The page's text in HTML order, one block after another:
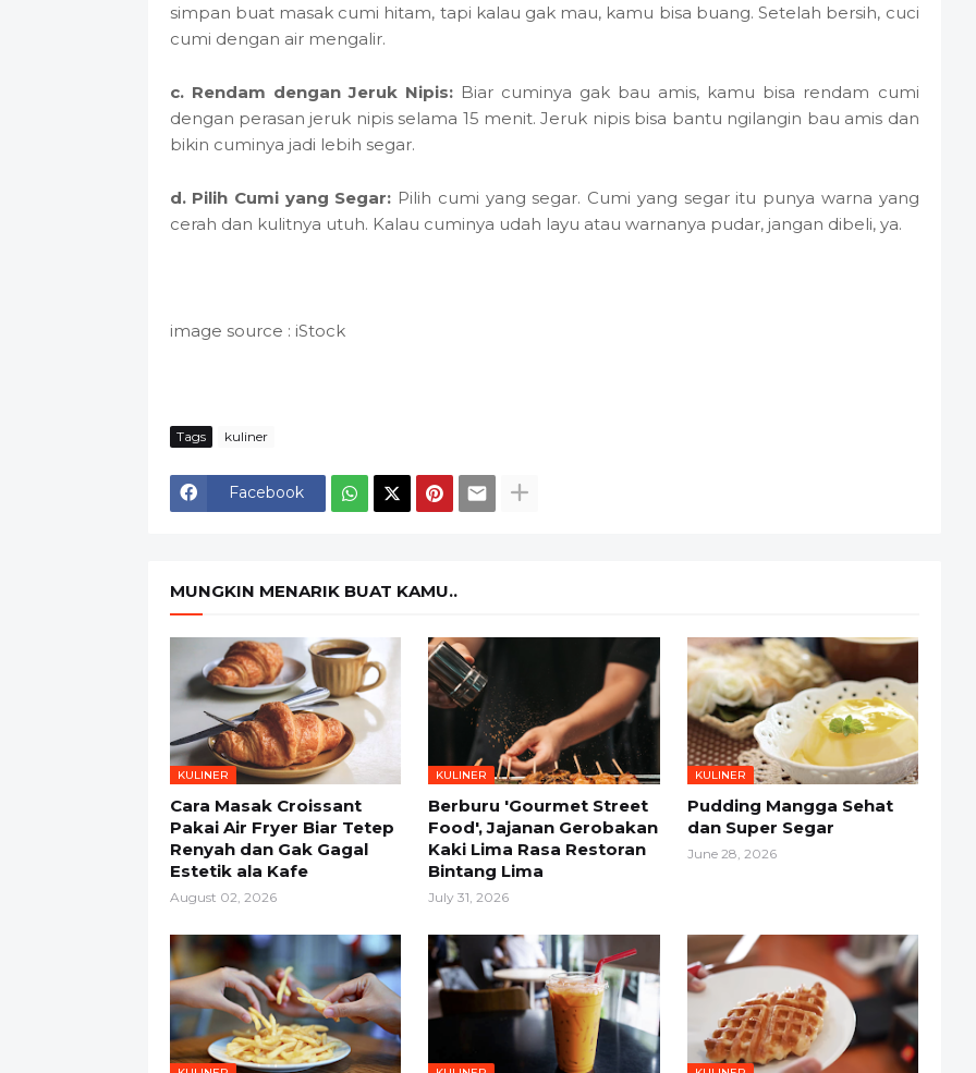
simpan buat masak cumi hitam, tapi kalau gak mau, kamu bisa buang. Setelah bersih, cuci
cumi dengan air mengalir.
c. Rendam dengan Jeruk Nipis:Biar cuminya gak bau amis, kamu bisa rendam cumi
dengan perasan jeruk nipis selama 15 menit. Jeruk nipis bisa bantu ngilangin bau amis dan
bikin cuminya jadi lebih segar.
d. Pilih Cumi yang Segar: Pilih cumi yang segar. Cumi yang segar itu punya warna yang
cerah dan kulitnya utuh. Kalau cuminya udah layu atau warnanya pudar, jangan dibeli, ya.
image source : iStock
Tags kuliner
Facebook
MUNGKIN MENARIK BUAT KAMU..
KULINER
Cara Masak Croissant
Pakai Air Fryer Biar Tetep
Renyah dan Gak Gagal
Estetik ala Kafe
August 02, 2026
KULINER
Berburu 'Gourmet Street
Food', Jajanan Gerobakan
Kaki Lima Rasa Restoran
Bintang Lima
July 31, 2026
KULINER
Pudding Mangga Sehat
dan Super Segar
June 28, 2026